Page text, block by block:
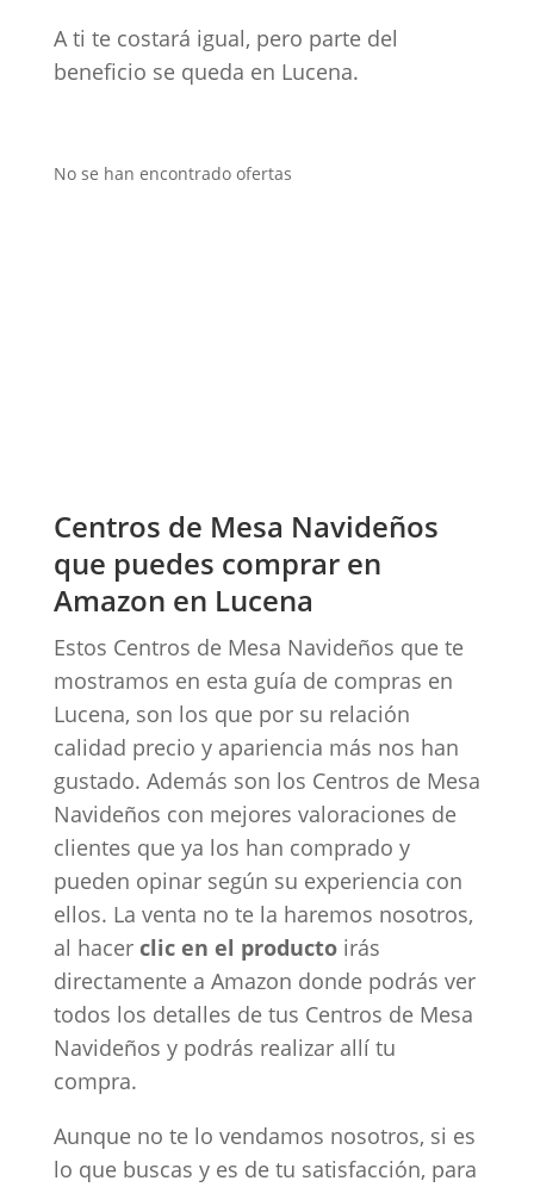
A ti te costará igual, pero parte del
beneficio se queda en Lucena.
No se han encontrado ofertas
Centros de Mesa Navideños
que puedes comprar en
Amazon en Lucena
Estos Centros de Mesa Navideños que te
mostramos en esta guía de compras en
Lucena, son los que por su relación
calidad precio y apariencia más nos han
gustado. Además son los Centros de Mesa
Navideños con mejores valoraciones de
clientes que ya los han comprado y
pueden opinar según su experiencia con
ellos. La venta no te la haremos nosotros,
al hacer clic en el productoirás
directamente a Amazon donde podrás ver
todos los detalles de tus Centros de Mesa
Navideños y podrás realizar allí tu
compra.
Aunque no te lo vendamos nosotros, si es
lo que buscas y es de tu satisfacción, para